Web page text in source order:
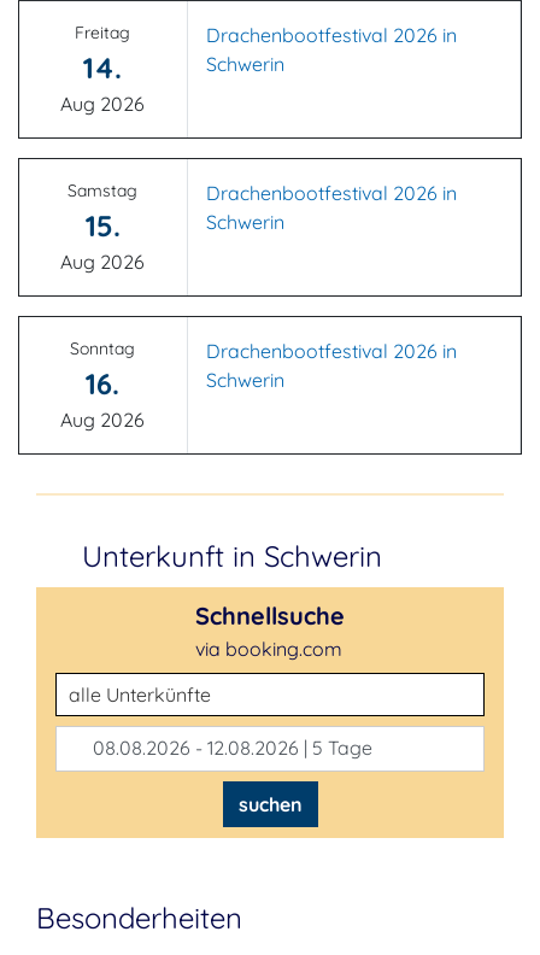
Freitag
14.
Aug 2026
Drachenbootfestival 2026 in
Schwerin
Samstag
15.
Aug 2026
Drachenbootfestival 2026 in
Schwerin
Sonntag
16.
Aug 2026
Drachenbootfestival 2026 in
Schwerin
Unterkunft in Schwerin
Schnellsuche
via booking.com
Unterkunftsart
08.08.2026 - 12.08.2026 | 5 Tage
suchen
Besonderheiten